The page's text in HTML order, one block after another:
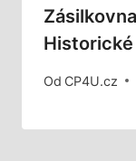
Od CP4U.cz